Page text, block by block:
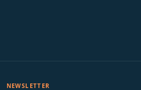
NEWSLETTER